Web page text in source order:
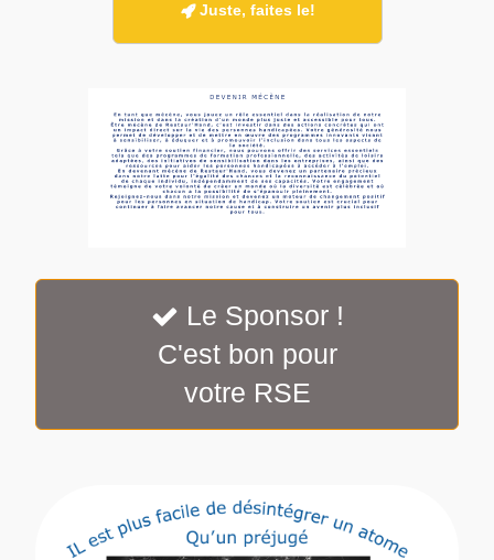
Juste, faites le!
 Le Sponsor !
C'est bon pour
votre RSE